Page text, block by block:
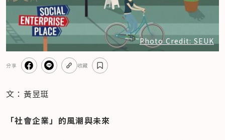
Photo Credit: SEUK
分享 收藏
文：黃昱珽
「社會企業」的風潮與未來